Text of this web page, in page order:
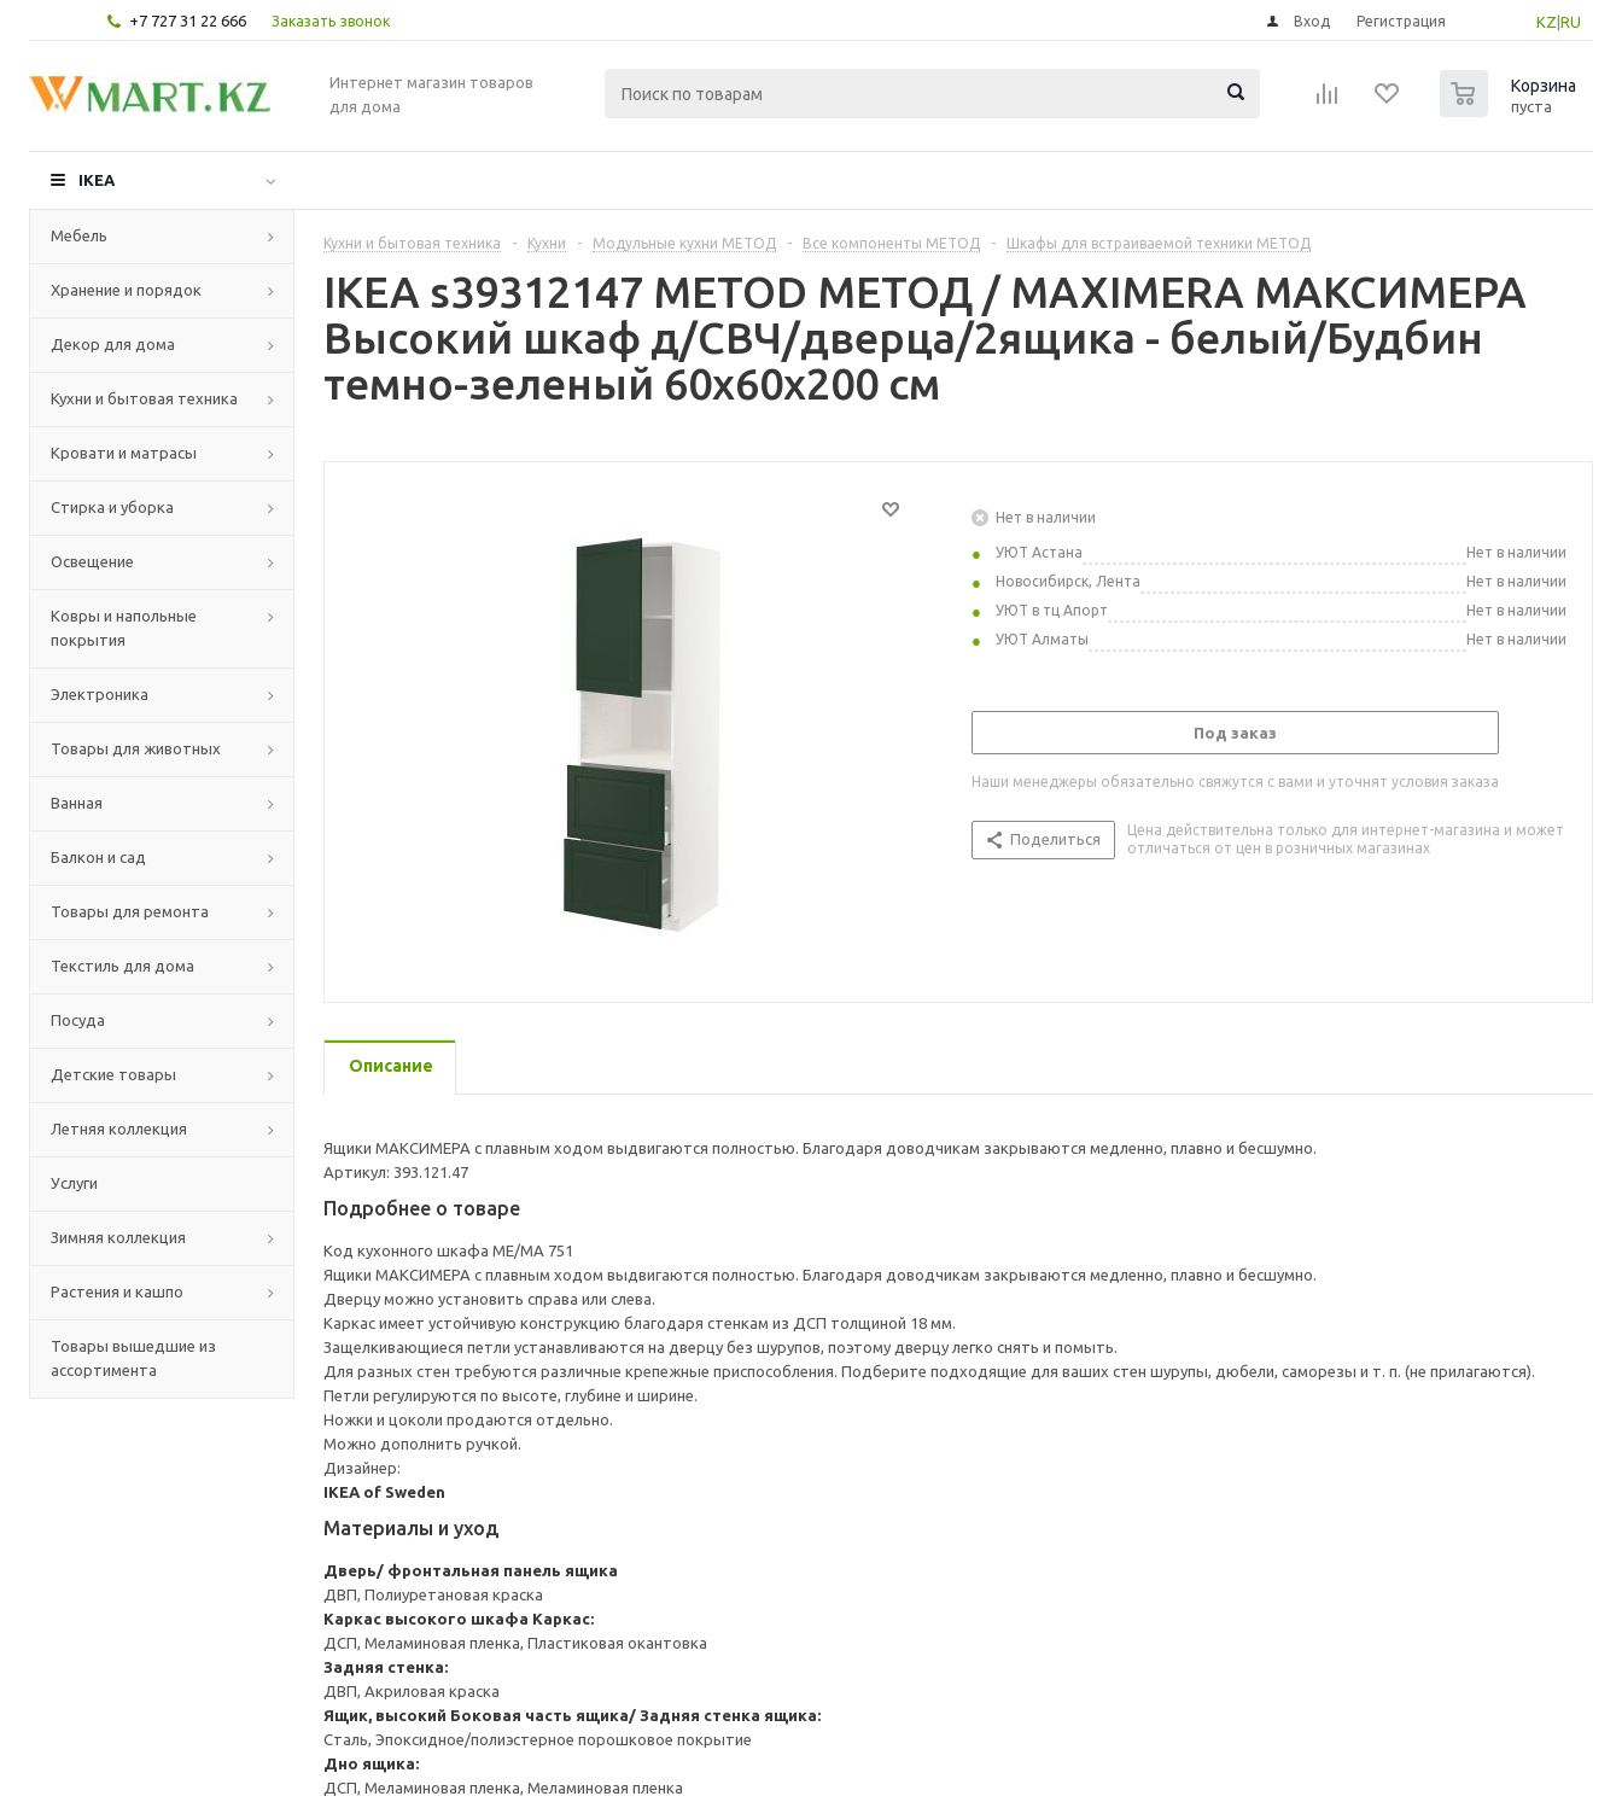
+7 727 31 22 666 Заказать звонок KZ RU
Вход Регистрация
Интернет магазин товаров
для дома
Корзина
пуста
IKEA
Мебель
Хранение и порядок
Декор для дома
Кухни и бытовая техника
Кровати и матрасы
Стирка и уборка
Освещение
Ковры и напольные
покрытия
Электроника
Товары для животных
Ванная
Балкон и сад
Товары для ремонта
Текстиль для дома
Посуда
Детские товары
Летняя коллекция
Услуги
Зимняя коллекция
Растения и кашпо
Товары вышедшие из
ассортимента
Кухни и бытовая техника - Кухни - Модульные кухни МЕТОД - Все компоненты МЕТОД - Шкафы для встраиваемой техники МЕТОД
IKEA s39312147 METOD МЕТОД / MAXIMERA МАКСИМЕРА
Высокий шкаф д/СВЧ/дверца/2ящика - белый/Будбин
темно-зеленый 60x60x200 см
Нет в наличии
УЮТ Астана
Нет в наличии
Новосибирск, Лента
Нет в наличии
УЮТ в тц Апорт
Нет в наличии
УЮТ Алматы
Нет в наличии
Под заказ
Наши менеджеры обязательно свяжутся с вами и уточнят условия заказа
Поделиться
Цена действительна только для интернет-магазина и может
отличаться от цен в розничных магазинах
Описание
Ящики МАКСИМЕРА с плавным ходом выдвигаются полностью. Благодаря доводчикам закрываются медленно, плавно и бесшумно.
Артикул: 393.121.47
Подробнее о товаре
Код кухонного шкафа ME/MA 751
Ящики МАКСИМЕРА с плавным ходом выдвигаются полностью. Благодаря доводчикам закрываются медленно, плавно и бесшумно.
Дверцу можно установить справа или слева.
Каркас имеет устойчивую конструкцию благодаря стенкам из ДСП толщиной 18 мм.
Защелкивающиеся петли устанавливаются на дверцу без шурупов, поэтому дверцу легко снять и помыть.
Для разных стен требуются различные крепежные приспособления. Подберите подходящие для ваших стен шурупы, дюбели, саморезы и т. п. (не прилагаются).
Петли регулируются по высоте, глубине и ширине.
Ножки и цоколи продаются отдельно.
Можно дополнить ручкой.
Дизайнер:
IKEA of Sweden
Материалы и уход
Дверь/ фронтальная панель ящика
ДВП, Полиуретановая краска
Каркас высокого шкафа Каркас:
ДСП, Меламиновая пленка, Пластиковая окантовка
Задняя стенка:
ДВП, Акриловая краска
Ящик, высокий Боковая часть ящика/ Задняя стенка ящика:
Сталь, Эпоксидное/полиэстерное порошковое покрытие
Дно ящика:
ДСП, Меламиновая пленка, Меламиновая пленка